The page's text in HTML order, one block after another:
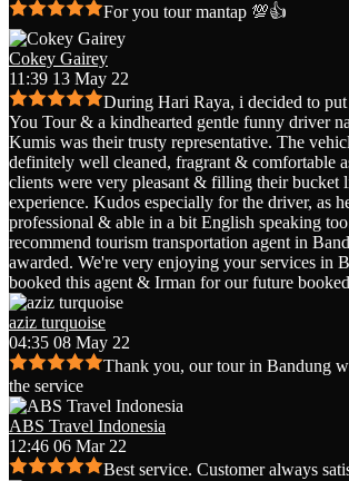
For you tour mantap 💯👍
Cokey Gairey
11:39 13 May 22
During Hari Raya, i decided to
You Tour & a kindhearted gentle funny driver
Kumis was their trusty representative. The
definitely well cleaned, fragrant & comfortable
clients were very pleasant & filling their bucket
experience. Kudos especially for the driver, as
professional & able in a bit English speaking
recommend tourism transportation agent in
awarded. We're very enjoying your services in
booked this agent & Irman for our future
aziz turquoise
04:35 08 May 22
Thank you, our tour in Bandung
the service
ABS Travel Indonesia
12:46 06 Mar 22
Best service. Customer always